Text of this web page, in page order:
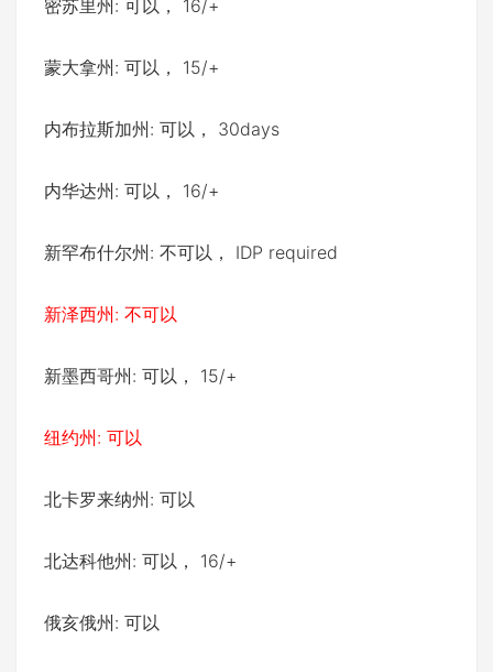
密苏里州: 可以， 16/+
蒙大拿州: 可以， 15/+
内布拉斯加州: 可以， 30days
内华达州: 可以， 16/+
新罕布什尔州: 不可以， IDP required
新泽西州: 不可以
新墨西哥州: 可以， 15/+
纽约州: 可以
北卡罗来纳州: 可以
北达科他州: 可以， 16/+
俄亥俄州: 可以